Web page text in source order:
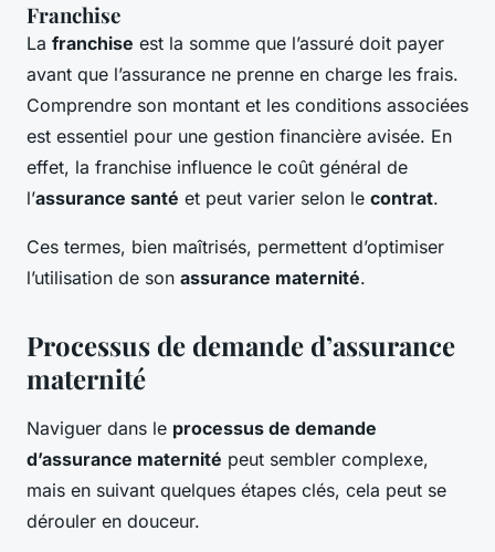
Franchise
La franchise est la somme que l’assuré doit payer
avant que l’assurance ne prenne en charge les frais.
Comprendre son montant et les conditions associées
est essentiel pour une gestion financière avisée. En
effet, la franchise influence le coût général de
l’assurance santé et peut varier selon le contrat.
Ces termes, bien maîtrisés, permettent d’optimiser
l’utilisation de son assurance maternité.
Processus de demande d’assurance
maternité
Naviguer dans le processus de demande
d’assurance maternité peut sembler complexe,
mais en suivant quelques étapes clés, cela peut se
dérouler en douceur.